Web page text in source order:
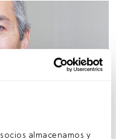
socios almacenamos y